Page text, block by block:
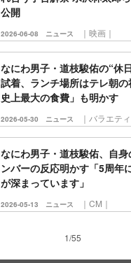
公開
2026-06-08 ニュース ｜映画｜
なにわ男子・道枝駿佑の“休
試着、ランチ場所はテレ朝
史上最大の食費」も明かす
2026-05-30 ニュース ｜バラエティ
なにわ男子・道枝駿佑、自
ンバーの反応明かす「5周年
が深まっています」
2026-05-13 ニュース ｜CM｜
1/55